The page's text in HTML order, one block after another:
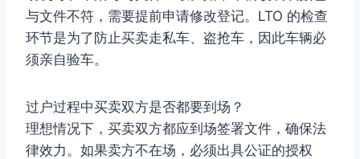
与文件不符，需要提前申请修改登记。LTO 的检查
环节是为了防止买卖走私车、盗抢车，因此车辆必
须亲自验车。
过户过程中买卖双方是否都要到场？
理想情况下，买卖双方都应到场签署文件，确保法
律效力。如果卖方不在场，必须出具公证的授权